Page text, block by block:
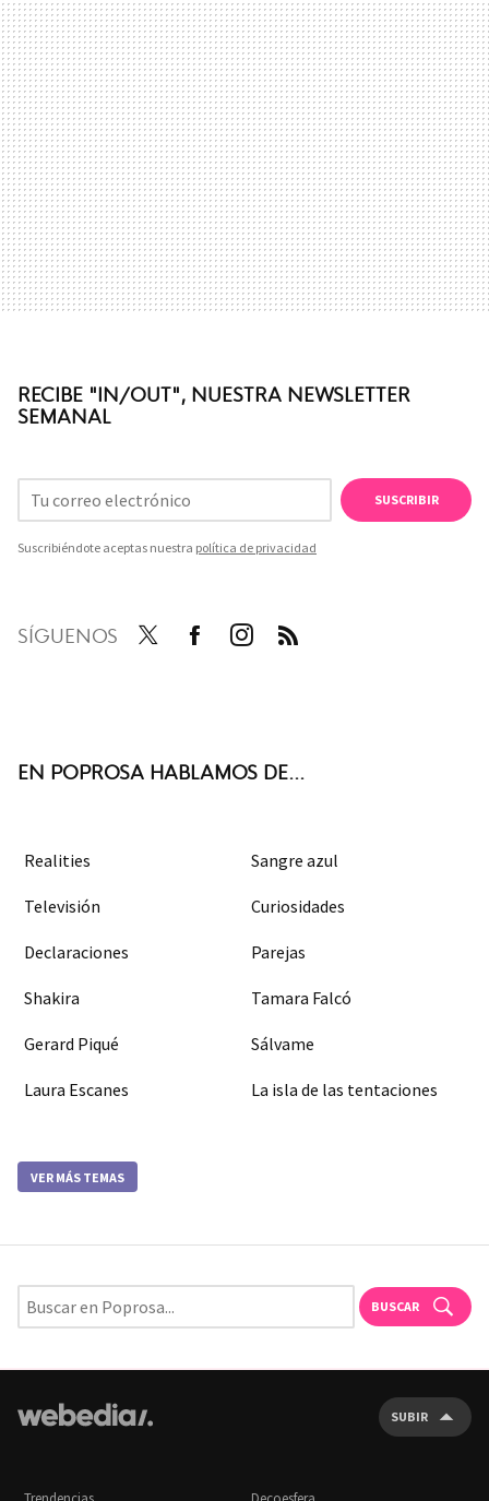
RECIBE "IN/OUT", NUESTRA NEWSLETTER
SEMANAL
SUSCRIBIR
Suscribiéndote aceptas nuestra política de privacidad
SÍGUENOS
EN POPROSA HABLAMOS DE...
Realities Sangre azul
Televisión Curiosidades
Declaraciones Parejas
Shakira Tamara Falcó
Gerard Piqué Sálvame
Laura Escanes La isla de las tentaciones
VER MÁS TEMAS
BUSCAR
SUBIR